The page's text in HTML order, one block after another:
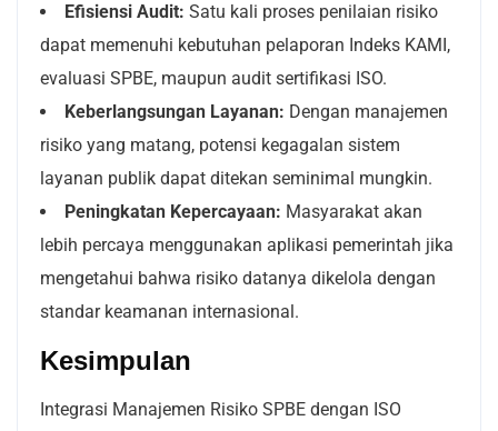
Efisiensi Audit: Satu kali proses penilaian risiko
dapat memenuhi kebutuhan pelaporan Indeks KAMI,
evaluasi SPBE, maupun audit sertifikasi ISO.
Keberlangsungan Layanan: Dengan manajemen
risiko yang matang, potensi kegagalan sistem
layanan publik dapat ditekan seminimal mungkin.
Peningkatan Kepercayaan: Masyarakat akan
lebih percaya menggunakan aplikasi pemerintah jika
mengetahui bahwa risiko datanya dikelola dengan
standar keamanan internasional.
Kesimpulan
Integrasi Manajemen Risiko SPBE dengan ISO